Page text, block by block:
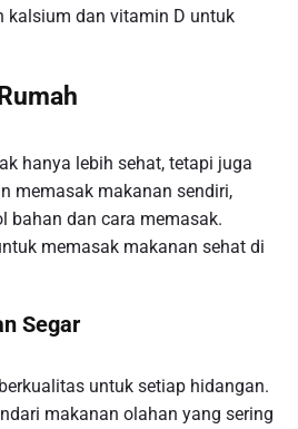
kalsium dan vitamin D untuk
hanya lebih sehat, tetapi juga
memasak makanan sendiri,
bahan dan cara memasak.
memasak makanan sehat di
Segar
untuk setiap hidangan.
makanan olahan yang sering